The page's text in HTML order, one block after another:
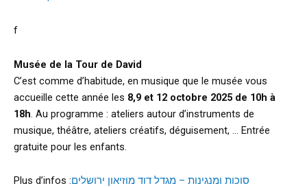
f
Musée de la Tour de David
C’est comme d’habitude, en musique que le musée vous
accueille cette année les 8,9 et 12 octobre 2025 de 10h à
18h. Au programme : ateliers autour d’instruments de
musique, théâtre, ateliers créatifs, déguisement, … Entrée
gratuite pour les enfants.
Plus d’infos :סוכות ומנגינות – מגדל דוד מוזיאון ירושלים